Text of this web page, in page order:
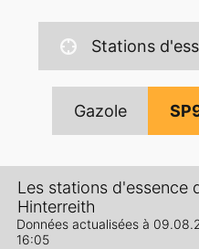
Stations
Gazole
Les stations d'essence
Hinterreith
Données actualisées à
16:05